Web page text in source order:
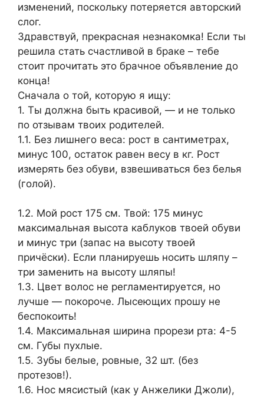
изменений, поскольку потеряется авторский
слог.
Здравствуй, прекрасная незнакомка! Если ты
решила стать счастливой в браке – тебе
стоит прочитать это брачное объявление до
конца!
Сначала о той, которую я ищу:
1. Ты должна быть красивой, — и не только
по отзывам твоих родителей.
1.1. Без лишнего веса: рост в сантиметрах,
минус 100, остаток равен весу в кг. Рост
измерять без обуви, взвешиваться без белья
(голой).
1.2. Мой рост 175 см. Твой: 175 минус
максимальная высота каблуков твоей обуви
и минус три (запас на высоту твоей
причёски). Если планируешь носить шляпу –
три заменить на высоту шляпы!
1.3. Цвет волос не регламентируется, но
лучше — покороче. Лысеющих прошу не
беспокоить!
1.4. Максимальная ширина прорези рта: 4-5
см. Губы пухлые.
1.5. Зубы белые, ровные, 32 шт. (без
протезов!).
1.6. Нос мясистый (как у Анжелики Джоли),